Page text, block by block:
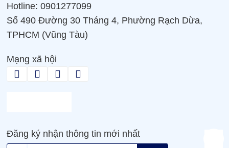
Hotline: 0901277099
Số 490 Đường 30 Tháng 4, Phường Rạch Dừa,
TPHCM (Vũng Tàu)
Mạng xã hội
Đăng ký nhận thông tin mới nhất